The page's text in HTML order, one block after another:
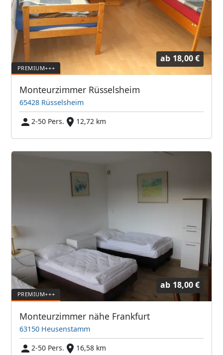
ab 18,00 €
Monteurzimmer Rüsselsheim
65428 Rüsselsheim
2-50 Pers.
12,72 km
ab 18,00 €
Monteurzimmer nähe Frankfurt
63150 Heusenstamm
2-50 Pers.
16,58 km